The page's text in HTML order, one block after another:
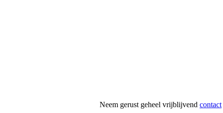
Neem gerust geheel vrijblijvend contact